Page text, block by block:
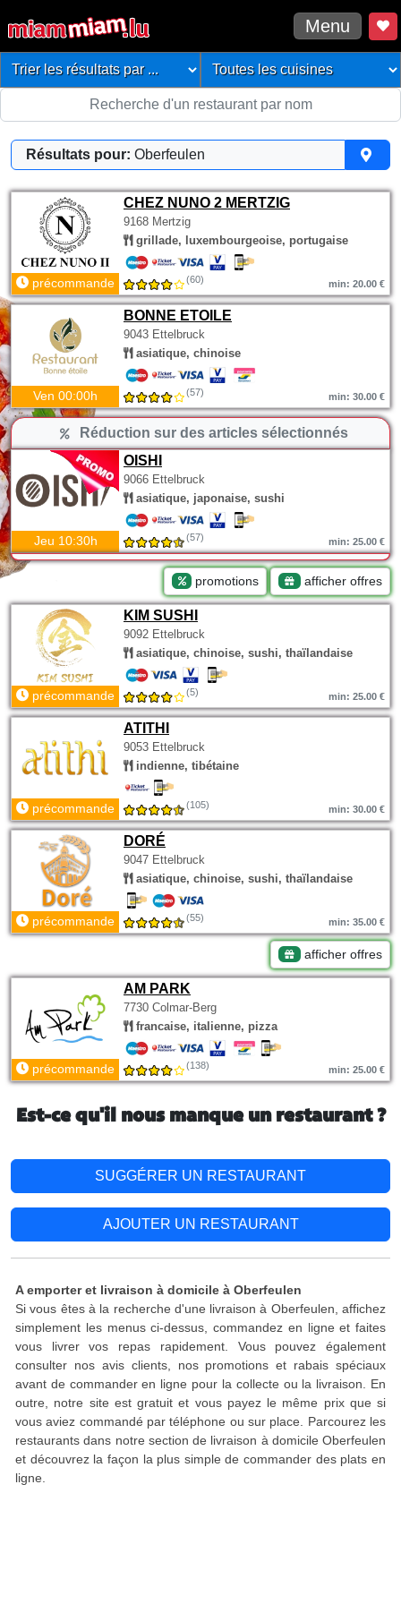
Menu
Résultats pour: Oberfeulen
CHEZ NUNO 2 MERTZIG
9168 Mertzig
grillade, luxembourgeoise, portugaise
précommande (60) min: 20.00 €
BONNE ETOILE
9043 Ettelbruck
asiatique, chinoise
Ven 00:00h (57) min: 30.00 €
Réduction sur des articles sélectionnés
OISHI
9066 Ettelbruck
asiatique, japonaise, sushi
Jeu 10:30h (57) min: 25.00 €
promotions afficher offres
KIM SUSHI
9092 Ettelbruck
asiatique, chinoise, sushi, thaïlandaise
précommande (5) min: 25.00 €
ATITHI
9053 Ettelbruck
indienne, tibétaine
précommande (105) min: 30.00 €
DORÉ
9047 Ettelbruck
asiatique, chinoise, sushi, thaïlandaise
précommande (55) min: 35.00 €
afficher offres
AM PARK
7730 Colmar-Berg
francaise, italienne, pizza
précommande (138) min: 25.00 €
Est-ce qu'il nous manque un restaurant ?
SUGGÉRER UN RESTAURANT
AJOUTER UN RESTAURANT
A emporter et livraison à domicile à Oberfeulen
Si vous êtes à la recherche d'une livraison à Oberfeulen, affichez
simplement les menus ci-dessus, commandez en ligne et faites
vous livrer vos repas rapidement. Vous pouvez également
consulter nos avis clients, nos promotions et rabais spéciaux
avant de commander en ligne pour la collecte ou la livraison. En
outre, notre site est gratuit et vous payez le même prix que si
vous aviez commandé par téléphone ou sur place. Parcourez les
restaurants dans notre section de livraison à domicile Oberfeulen
et découvrez la façon la plus simple de commander des plats en
ligne.